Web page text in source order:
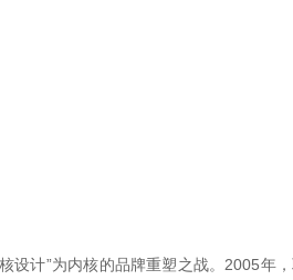
设计”为内核的品牌重塑之战。2005年